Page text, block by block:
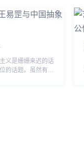
义是姗姗来迟的话
的话题。虽然有部